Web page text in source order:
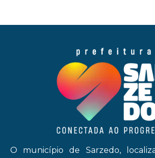
O município de Sarzedo,